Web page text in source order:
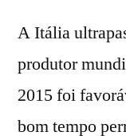
A Itália
produtor
2015 foi
bom tempo